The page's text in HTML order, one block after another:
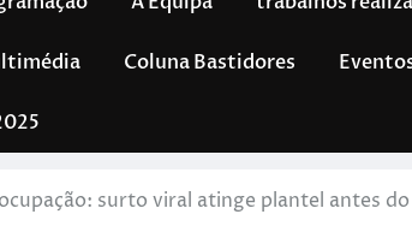
Coluna Bastidores
surto viral atinge plantel antes do